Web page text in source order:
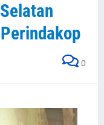
0